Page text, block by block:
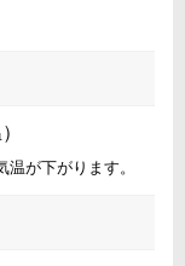
が下がります。